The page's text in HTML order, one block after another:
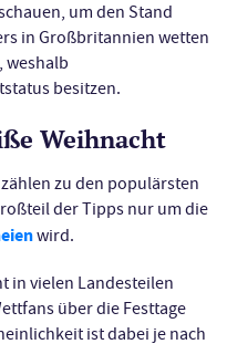
um den Stand
in Großbritannien wetten
weshalb
besitzen.
Weihnacht
zu den populärsten
der Tipps nur um die
wird.
in vielen Landesteilen
über die Festtage
ist dabei je nach